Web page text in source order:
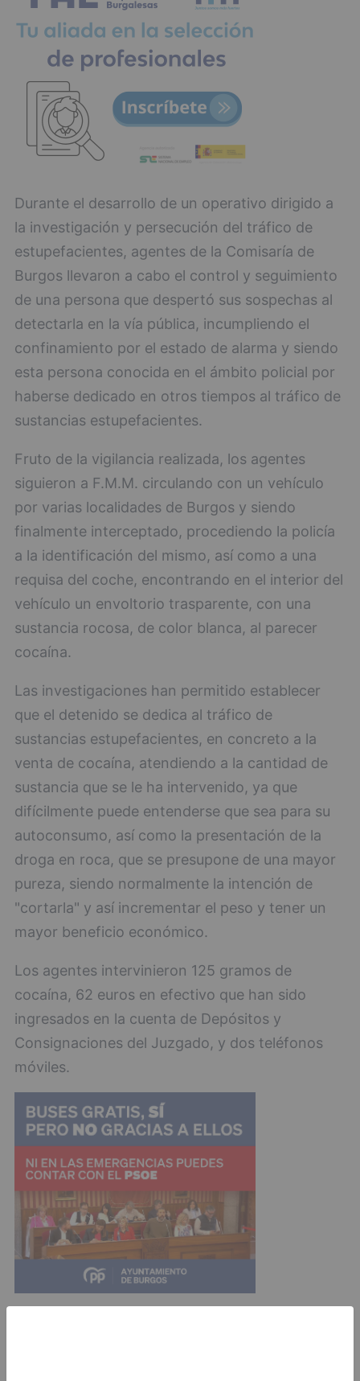
Durante el desarrollo de un operativo dirigido a
la investigación y persecución del tráfico de
estupefacientes, agentes de la Comisaría de
Burgos llevaron a cabo el control y seguimiento
de una persona que despertó sus sospechas al
detectarla en la vía pública, incumpliendo el
confinamiento por el estado de alarma y siendo
esta persona conocida en el ámbito policial por
haberse dedicado en otros tiempos al tráfico de
sustancias estupefacientes.
Fruto de la vigilancia realizada, los agentes
siguieron a F.M.M. circulando con un vehículo
por varias localidades de Burgos y siendo
finalmente interceptado, procediendo la policía
a la identificación del mismo, así como a una
requisa del coche, encontrando en el interior del
vehículo un envoltorio trasparente, con una
sustancia rocosa, de color blanca, al parecer
cocaína.
Las investigaciones han permitido establecer
que el detenido se dedica al tráfico de
sustancias estupefacientes, en concreto a la
venta de cocaína, atendiendo a la cantidad de
sustancia que se le ha intervenido, ya que
difícilmente puede entenderse que sea para su
autoconsumo, así como la presentación de la
droga en roca, que se presupone de una mayor
pureza, siendo normalmente la intención de
"cortarla" y así incrementar el peso y tener un
mayor beneficio económico.
Los agentes intervinieron 125 gramos de
cocaína, 62 euros en efectivo que han sido
ingresados en la cuenta de Depósitos y
Consignaciones del Juzgado, y dos teléfonos
móviles.